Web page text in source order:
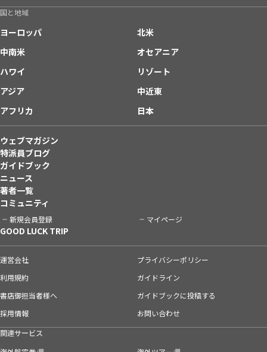
国と地域
ヨーロッパ
北米
中南米
オセアニア
ハワイ
リゾート
アジア
中近東
アフリカ
日本
ウェブマガジン
特派員ブログ
ガイドブック
ニュース
著者一覧
コミュニティ
新規会員登録 マイページ
GOOD LUCK TRIP
運営会社
プライバシーポリシー
利用規約
ガイドライン
書店御担当者様へ
ガイドブックに投稿する
採用情報
お問い合わせ
関連サービス